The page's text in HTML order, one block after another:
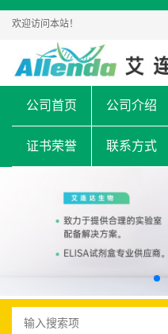
欢迎访问本站！
公司首页 公司介绍
证书荣誉 联系方式